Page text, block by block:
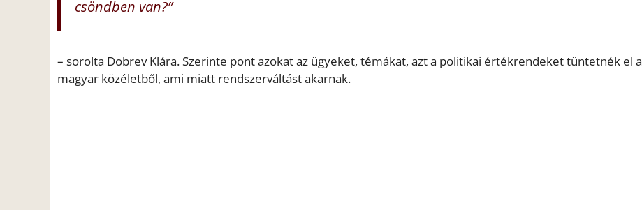
csöndben van?”
– sorolta Dobrev Klára. Szerinte pont azokat az ügyeket, témákat, azt a politikai értékrendeket tüntetnék el a
magyar közéletből, ami miatt rendszerváltást akarnak.